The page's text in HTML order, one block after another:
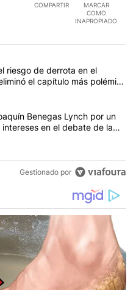
COMPARTIR
MARCAR
COMO
INAPROPIADO
más comentarios en los
"Ley de Tierras: ante el
riesgo de derrota en el
el capítulo más polémico
"Di Tullio impugnó a
Benegas Lynch por un
en el debate de la
Gestionado por